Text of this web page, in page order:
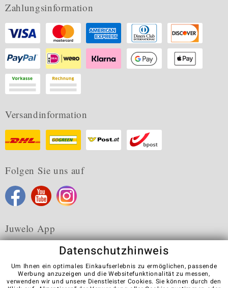
Zahlungsinformation
Versandinformation
Folgen Sie uns auf
Juwelo App
Karriere AGB Datenschutz Cookies Impressum
Datenschutzhinweis
Um Ihnen ein optimales Einkaufserlebnis zu ermöglichen, passende
Werbung anzuzeigen und die Websitefunktionalität zu messen,
verwenden wir und unsere Dienstleister Cookies. Sie können durch den